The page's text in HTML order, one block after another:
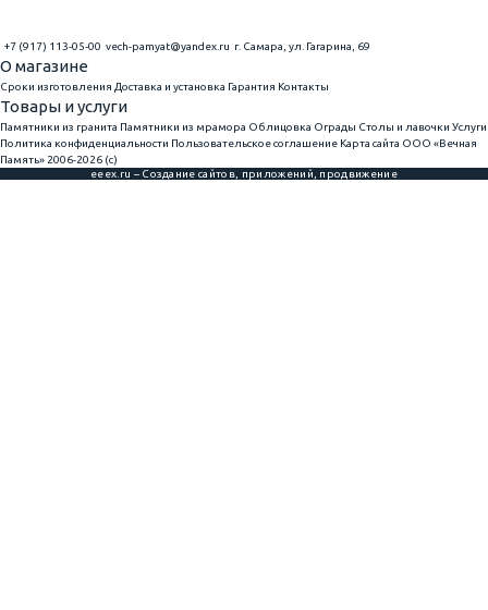
+7 (917) 113-05-00 vech-pamyat@yandex.ru г. Самара, ул. Гагарина, 69
О магазине
Сроки изготовления Доставка и установка Гарантия Контакты
Товары и услуги
Памятники из гранита Памятники из мрамора Облицовка Ограды Столы и лавочки Услуги
Политика конфиденциальности Пользовательское соглашение Карта сайта ООО «Вечная
Память» 2006-2026 (с)
eeex.ru – Создание сайтов, приложений, продвижение